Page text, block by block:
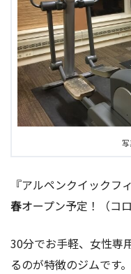
『アルペンクイックフ
春オープン予定！（コ
30分でお手軽、女性専
るのが特徴のジムです。